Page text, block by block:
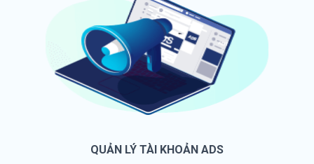
QUẢN LÝ TÀI KHOẢN ADS